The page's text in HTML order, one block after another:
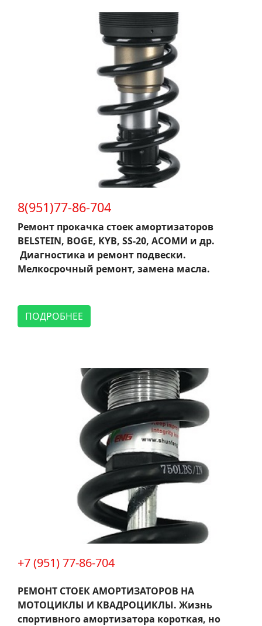
8(951)77-86-704
Ремонт прокачка стоек амортизаторов
BELSTEIN, BOGE, KYB, SS-20, АСОМИ и др.
Диагностика и ремонт подвески.
Мелкосрочный ремонт, замена масла.
ПОДРОБНЕЕ
+7 (951) 77-86-704
РЕМОНТ СТОЕК АМОРТИЗАТОРОВ НА
МОТОЦИКЛЫ И КВАДРОЦИКЛЫ. Жизнь
спортивного амортизатора короткая, но